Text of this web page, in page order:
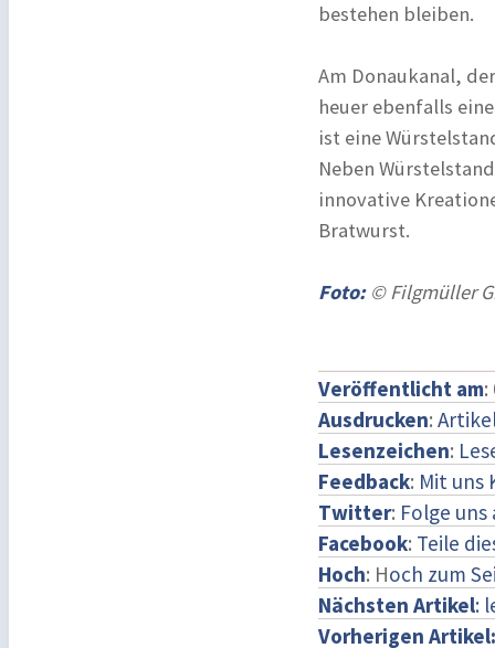
bestehen bleiben.
Am Donaukanal,
heuer ebenfalls
ist eine
Neben
innovative
Bratwurst.
Foto:© Filgmüller
Veröffentlicht am:
Ausdrucken:
Lesenzeichen:
Feedback: Mit uns
Twitter: Folge
Facebook: Teile
Hoch: Hoch zum
Nächsten Artikel:
Vorherigen